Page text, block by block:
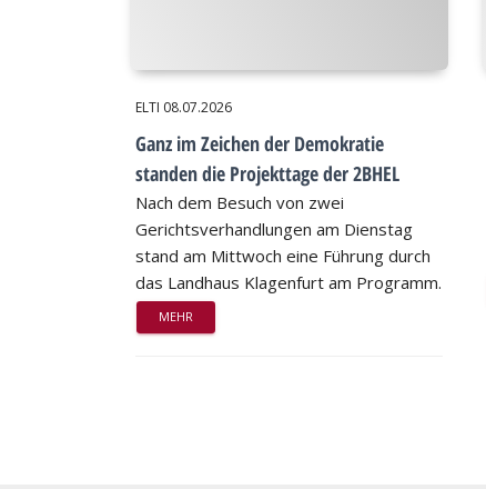
ELTI 08.07.2026
Ganz im Zeichen der Demokratie
standen die Projekttage der 2BHEL
Nach dem Besuch von zwei
Gerichtsverhandlungen am Dienstag
stand am Mittwoch eine Führung durch
das Landhaus Klagenfurt am Programm.
MEHR